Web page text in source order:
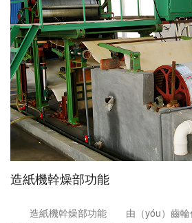
造紙機幹燥部功能
造紙機幹燥部功能 由（yóu）齒輪